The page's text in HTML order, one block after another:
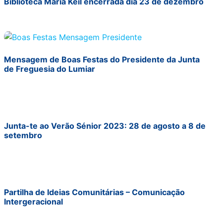
Mensagem de Boas Festas do Presidente da Junta
de Freguesia do Lumiar
Junta-te ao Verão Sénior 2023: 28 de agosto a 8 de
setembro
Partilha de Ideias Comunitárias – Comunicação
Intergeracional